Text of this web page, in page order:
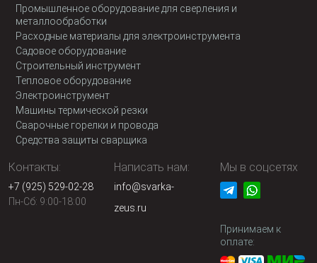
Промышленное оборудование для сверления и
металлообработки
Расходные материалы для электроинструмента
Садовое оборудование
Строительный инструмент
Тепловое оборудование
Электроинструмент
Машины термической резки
Сварочные горелки и провода
Средства защиты сварщика
Контакты:
+7 (925) 529-02-28
Пн-Сб: 9:00-18:00
Написать нам:
info@svarka-
zeus.ru
Мы в соцсетях
Принимаем к
оплате: